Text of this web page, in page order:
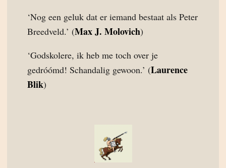
‘Nog een geluk dat er iemand bestaat als Peter
Breedveld.’ (Max J. Molovich)
‘Godskolere, ik heb me toch over je
gedróómd! Schandalig gewoon.’ (Laurence
Blik)